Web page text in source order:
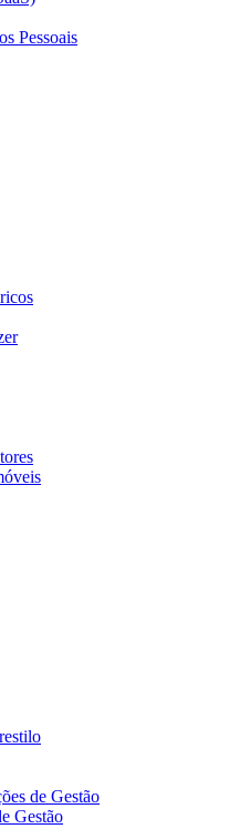
Pessoais
de Gestão
Gestão